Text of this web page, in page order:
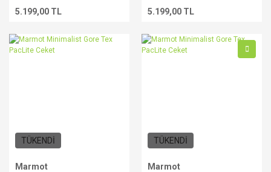
5.199,00 TL 5.199,00 TL
TÜKENDİ
Marmot
TÜKENDİ
Marmot